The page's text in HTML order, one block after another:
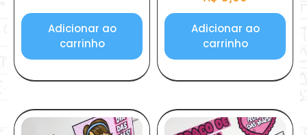
Adicionar ao
carrinho
Adicionar ao
carrinho